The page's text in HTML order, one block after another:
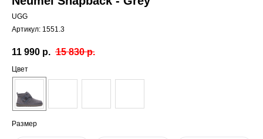
UGG
Артикул: 1551.3
11 990 р. 15 830 р.
Цвет
Размер